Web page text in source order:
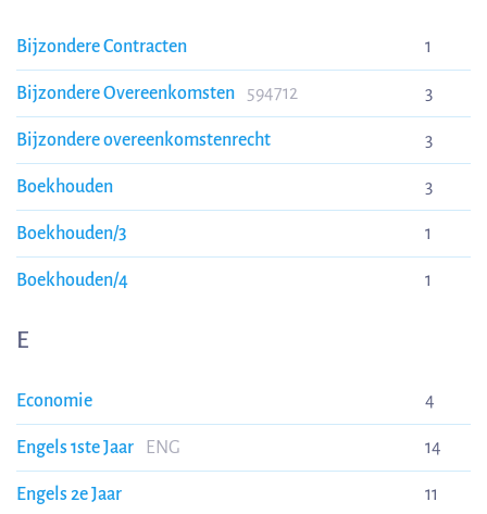
Bijzondere Contracten 1
Bijzondere Overeenkomsten 594712 3
Bijzondere overeenkomstenrecht 3
Boekhouden 3
Boekhouden/3 1
Boekhouden/4 1
E
Economie 4
Engels 1ste Jaar ENG 14
Engels 2e Jaar 11